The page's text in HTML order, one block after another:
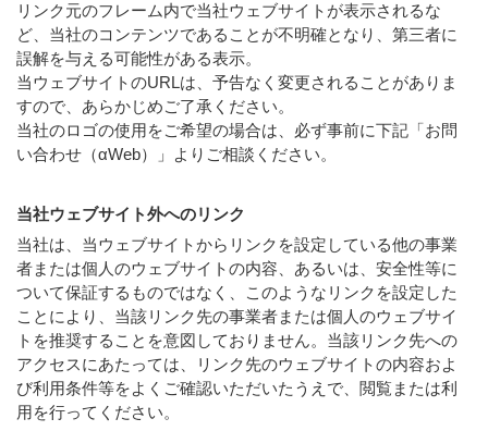
リンク元のフレーム内で当社ウェブサイトが表示されるな
ど、当社のコンテンツであることが不明確となり、第三者に
誤解を与える可能性がある表示。
当ウェブサイトのURLは、予告なく変更されることがありま
すので、あらかじめご了承ください。
当社のロゴの使用をご希望の場合は、必ず事前に下記「お問
い合わせ（αWeb）」よりご相談ください。
当社ウェブサイト外へのリンク
当社は、当ウェブサイトからリンクを設定している他の事業
者または個人のウェブサイトの内容、あるいは、安全性等に
ついて保証するものではなく、このようなリンクを設定した
ことにより、当該リンク先の事業者または個人のウェブサイ
トを推奨することを意図しておりません。当該リンク先への
アクセスにあたっては、リンク先のウェブサイトの内容およ
び利用条件等をよくご確認いただいたうえで、閲覧または利
用を行ってください。